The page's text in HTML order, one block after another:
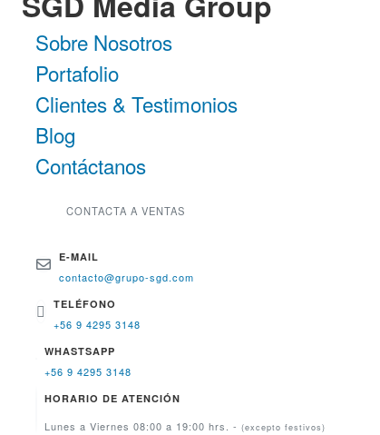
Sobre Nosotros
Portafolio
Clientes & Testimonios
Blog
Contáctanos
CONTACTA A VENTAS
E-MAIL
contacto@grupo-sgd.com
TELÉFONO
+56 9 4295 3148
WHASTSAPP
+56 9 4295 3148
HORARIO DE ATENCIÓN
Lunes a Viernes 08:00 a 19:00 hrs. - (excepto festivos)